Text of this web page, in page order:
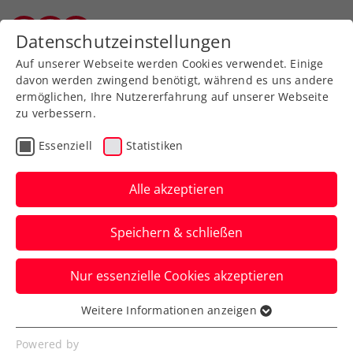
Zurück zur Newsübersicht
Turniere
Erste Bank Open: Montag
ist Steirer-Tag – Ofner
und Misolic starten
Hauptbewerb
Letzterer meistert beim ATP-500-Turnier
in Wien am Sonntag bravourös auch die
zweite Qualifikationsrunde.
Datenschutzeinstellungen
Auf unserer Webseite werden Cookies verwendet. Einige
davon werden zwingend benötigt, während es uns andere
ermöglichen, Ihre Nutzererfahrung auf unserer Webseite
zu verbessern.
Essenziell Statistiken
Alle akzeptieren
Speichern & schließen
Nur essenzielle Cookies akzeptieren
Essenziell
Essenzielle Cookies werden für grundlegende
Weitere Informationen anzeigen
Powered by